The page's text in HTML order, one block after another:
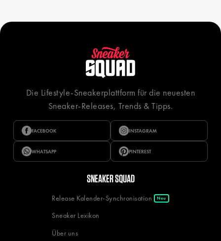
Die Lifestyle-Sneakerplattform für die neuesten
Sneaker-Releases, Trends & Tipps.
FACEBOOK INSTAGRAM
WHATSAPP PINTEREST
SNEAKER SQUAD
Release Kalender-Synchronisation Neu
Sneaker Lexikon
Über uns